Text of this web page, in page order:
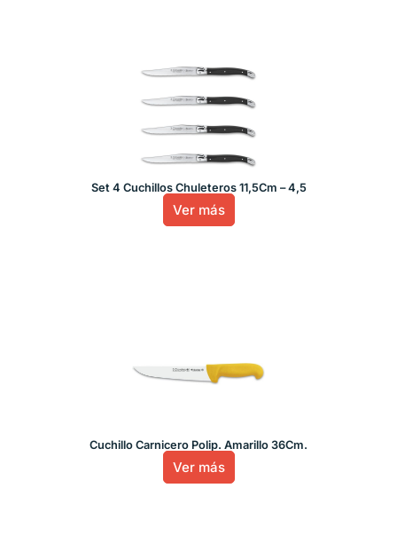
Set 4 Cuchillos Chuleteros 11,5Cm – 4,5
Ver más
Cuchillo Carnicero Polip. Amarillo 36Cm.
Ver más